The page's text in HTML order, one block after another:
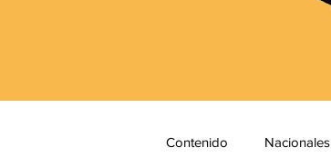
Contenido Nacionales